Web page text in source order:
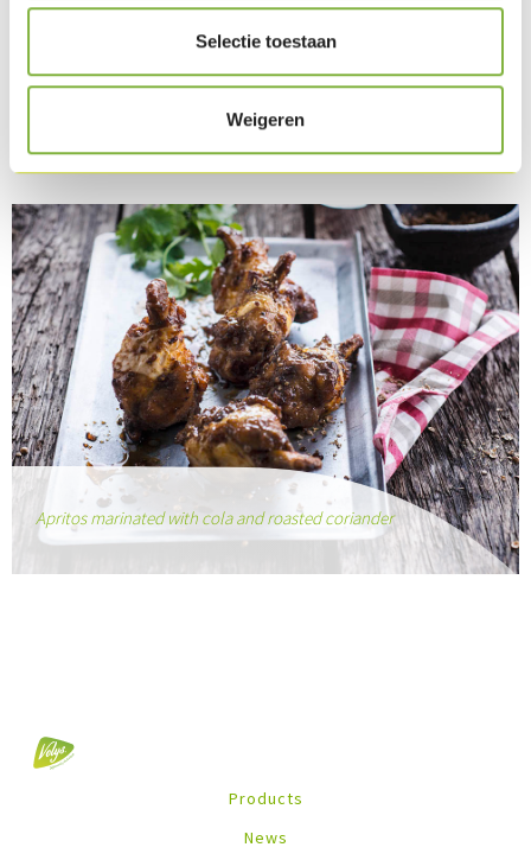
Selectie toestaan
Weigeren
Coated Chicken Apritos
Apritos marinated with cola and roasted coriander
Products
News